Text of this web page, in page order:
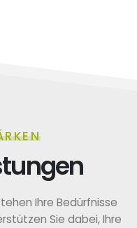
Ihre Bedürfnisse
Sie dabei, Ihre